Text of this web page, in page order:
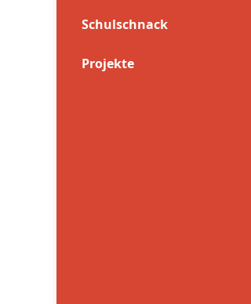
Schulschnack
Projekte